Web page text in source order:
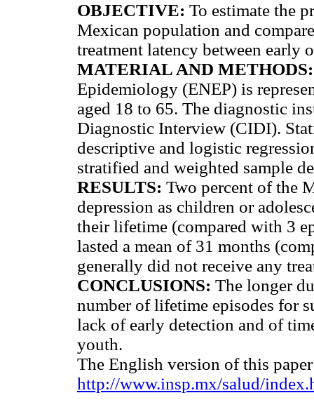
OBJECTIVE: To estimate the
Mexican population and
treatment latency between early
MATERIAL AND METHODS:
Epidemiology (ENEP) is
aged 18 to 65. The diagnostic
Diagnostic Interview (CIDI).
descriptive and logistic
stratified and weighted sample
RESULTS: Two percent of the
depression as children or
their lifetime (compared with 3
lasted a mean of 31 months
generally did not receive any
CONCLUSIONS: The longer
number of lifetime episodes for
lack of early detection and of
youth.
The English version of this
http://www.insp.mx/salud/